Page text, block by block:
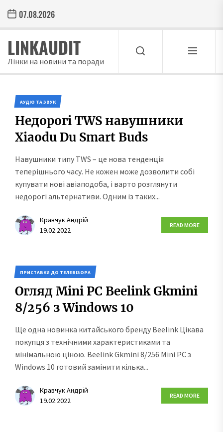
the
content
07.08.2026
LINKAUDIT
Лінки на новини та поради
АУДІО ТА ЗВУК
Недорогі TWS навушники
Xiaodu Du Smart Buds
Навушники типу TWS – це нова тенденція
теперішнього часу. Не кожен може дозволити собі
купувати нові авіаподоба, і варто розглянути
недорогі альтернативи. Одним із таких...
Кравчук Андрій
19.02.2022
READ MORE
ПРИСТАВКИ ДО ТЕЛЕВІЗОРА
Огляд Mini PC Beelink Gkmini
8/256 з Windows 10
Ще одна новинка китайського бренду Beelink Цікава
покупця з технічними характеристиками та
мінімальною ціною. Beelink Gkmini 8/256 Mini PC з
Windows 10 готовий замінити кілька...
Кравчук Андрій
19.02.2022
READ MORE